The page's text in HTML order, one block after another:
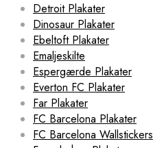
Detroit Plakater
Dinosaur Plakater
Ebeltoft Plakater
Emaljeskilte
Espergærde Plakater
Everton FC Plakater
Far Plakater
FC Barcelona Plakater
FC Barcelona Wallstickers